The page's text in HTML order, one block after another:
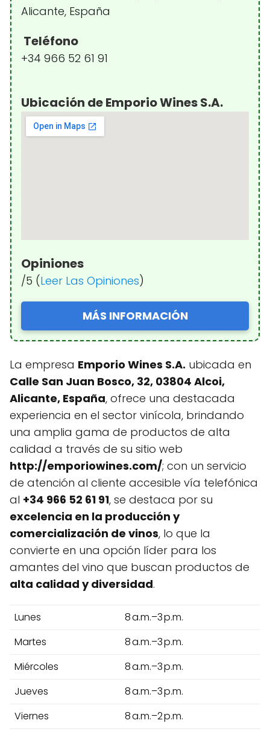
Alicante, España
Teléfono
+34 966 52 61 91
Ubicación de Emporio Wines S.A.
Opiniones
/5 (Leer Las Opiniones)
MÁS INFORMACIÓN
La empresa Emporio Wines S.A. ubicada en
Calle San Juan Bosco, 32, 03804 Alcoi,
Alicante, España, ofrece una destacada
experiencia en el sector vinícola, brindando
una amplia gama de productos de alta
calidad a través de su sitio web
http://emporiowines.com/; con un servicio
de atención al cliente accesible vía telefónica
al +34 966 52 61 91, se destaca por su
excelencia en la producción y
comercialización de vinos, lo que la
convierte en una opción líder para los
amantes del vino que buscan productos de
alta calidad y diversidad.
Lunes
8 a.m.–3 p.m.
Martes
8 a.m.–3 p.m.
Miércoles
8 a.m.–3 p.m.
Jueves
8 a.m.–3 p.m.
Viernes
8 a.m.–2 p.m.